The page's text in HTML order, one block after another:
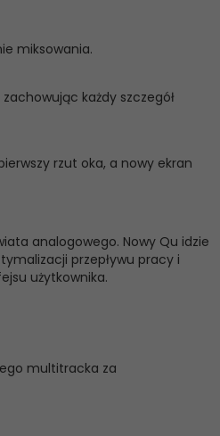
miksowania.
każdy szczegół
rzut oka, a nowy ekran
analogowego. Nowy Qu idzie
przepływu pracy i
użytkownika.
multitracka za